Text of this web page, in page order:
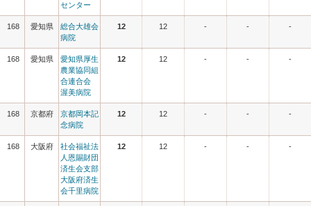
センター
168 愛知県
総合大雄会
病院
12 12 - - -
168 愛知県
愛知県厚生
農業協同組
合連合会
渥美病院
12 12 - - -
168 京都府
京都岡本記
念病院
12 12 - - -
168 大阪府
社会福祉法
人恩賜財団
済生会支部
大阪府済生
会千里病院
12 12 - - -